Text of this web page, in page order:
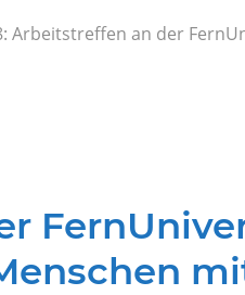
Arbeitstreffen an der